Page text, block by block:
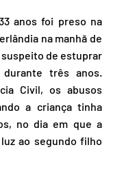
anos foi preso na
na manhã de
de estuprar
três anos.
Civil, os abusos
a criança tinha
no dia em que a
ao segundo filho